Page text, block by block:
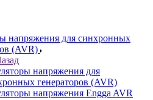
напряжения для синхронных
(AVR)
напряжения для
генераторов (AVR)
напряжения Engga AVR